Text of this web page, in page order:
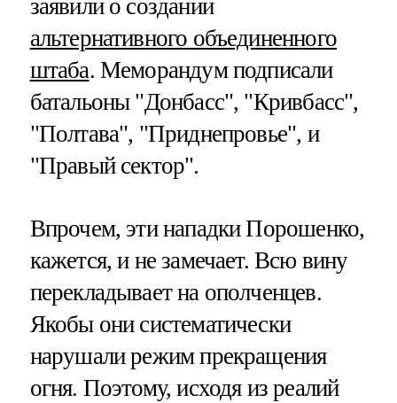
заявили о создании
альтернативного объединенного
штаба. Меморандум подписали
батальоны "Донбасс", "Кривбасс",
"Полтава", "Приднепровье", и
"Правый сектор".
Впрочем, эти нападки Порошенко,
кажется, и не замечает. Всю вину
перекладывает на ополченцев.
Якобы они систематически
нарушали режим прекращения
огня. Поэтому, исходя из реалий